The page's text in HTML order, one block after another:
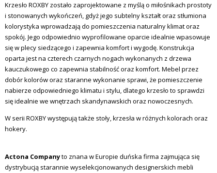
Krzesło ROXBY zostało zaprojektowane z myślą o miłośnikach prostoty
i stonowanych wykończeń, gdyż jego subtelny kształt oraz stłumiona
kolorystyka wprowadzają do pomieszczenia naturalny klimat oraz
spokój. Jego odpowiednio wyprofilowane oparcie idealnie wpasowuje
się w plecy siedzącego i zapewnia komfort i wygodę. Konstrukcja
oparta jest na czterech czarnych nogach wykonanych z drzewa
kauczukowego co zapewnia stabilność oraz komfort. Mebel przez
dobór kolorów oraz staranne wykonanie sprawi, że pomieszczenie
nabierze odpowiedniego klimatu i stylu, dlatego krzesło to sprawdzi
się idealnie we wnętrzach skandynawskich oraz nowoczesnych.
W serii ROXBY występują także stoły, krzesła w różnych kolorach oraz
hokery.
Actona Companyto znana w Europie duńska firma zajmująca się
dystrybucją starannie wyselekcjonowanych designerskich mebli